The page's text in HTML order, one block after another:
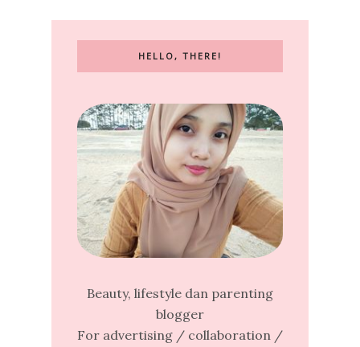
HELLO, THERE!
Beauty, lifestyle dan parenting
blogger
For advertising / collaboration /